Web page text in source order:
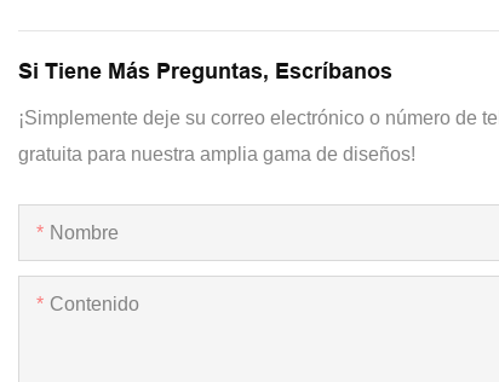
Si Tiene Más Preguntas, Escríbanos
¡Simplemente deje su correo electrónico o número de
gratuita para nuestra amplia gama de diseños!
Nombre
Contenido